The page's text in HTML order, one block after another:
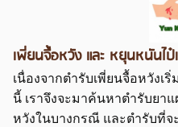
เพี่ยนจื้อหวัง และ หยุนหนันไป๋
เนื่องจากตำรับเพี่ยนจื้อหวังเ
นี้ เราจึงจะมาค้นหาตำรับยา
หวังในบางกรณี และตำรับที่จ